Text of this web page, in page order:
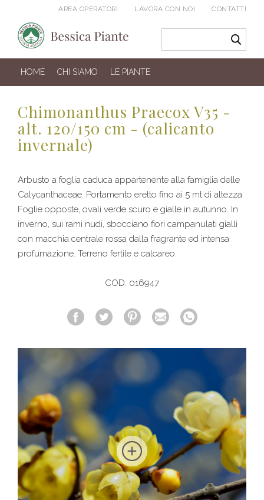
AREA OPERATORI LAVORA CON NOI CONTATTI
HOME CHI SIAMO LE PIANTE
Chimonanthus Praecox V35 -
alt. 120/150 cm - (calicanto
invernale)
Arbusto a foglia caduca appartenente alla famiglia delle
Calycanthaceae. Portamento eretto fino ai 5 mt di altezza.
Foglie opposte, ovali verde scuro e gialle in autunno. In
inverno, sui rami nudi, sbocciano fiori campanulati gialli
con macchia centrale rossa dalla fragrante ed intensa
profumazione. Terreno fertile e calcareo.
COD. 016947